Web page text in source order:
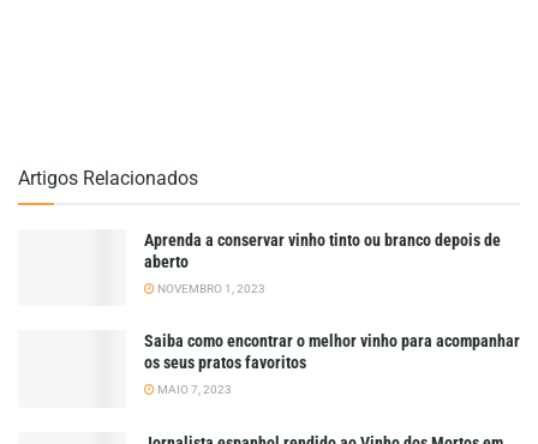
Artigos Relacionados
Aprenda a conservar vinho tinto ou branco depois de
aberto
NOVEMBRO 1, 2023
Saiba como encontrar o melhor vinho para acompanhar
os seus pratos favoritos
MAIO 7, 2023